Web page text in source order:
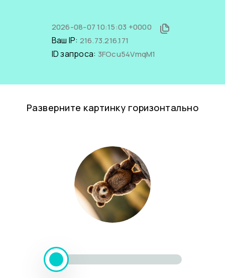
2026-08-07 10:15:03 +0000
Ваш IP: 216.73.216.171
ID запроса: 3FOcu54VmqM1
Разверните картинку горизонтально